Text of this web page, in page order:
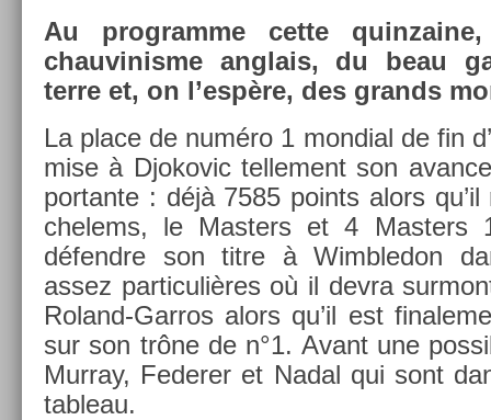
Au pro­gram­me cette
chauvinis­me an­glais, du beau
terre et, on l’espère, des grands
La place de numéro 1 mon­di­al de fin
m­ise à Djokovic tel­le­ment son
por­tante : déjà 7585 points alors
chelems, le Mast­ers et 4 Mast­ers
défendre son titre à Wimbledon
assez par­ticuliè­res où il devra
Roland-Garros alors qu’il est
sur son trône de n°1. Avant une
Mur­ray, Feder­er et Nadal qui sont
tab­leau.